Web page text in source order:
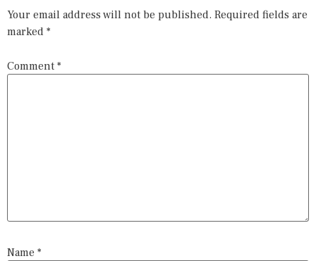
Your email address will not be published. Required fields are
marked *
Comment *
Name *